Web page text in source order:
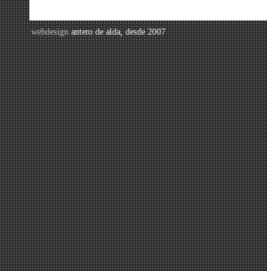
webdesignantero de alda, desde 2007